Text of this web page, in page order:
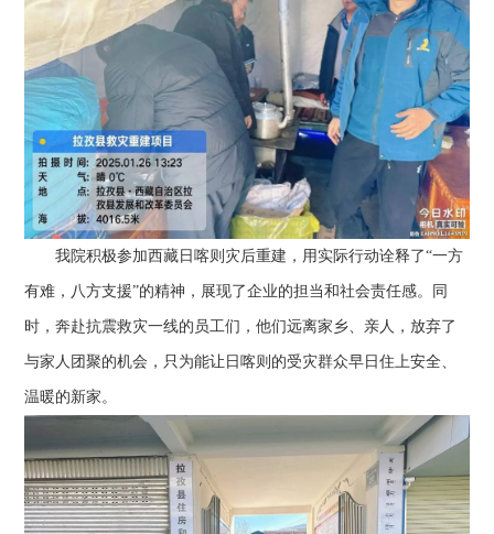
我院积极参加西藏日喀则灾后重建，用实际行动诠释了“一方
有难，八方支援”的精神，展现了企业的担当和社会责任感。同
时，奔赴抗震救灾一线的员工们，他们远离家乡、亲人，放弃了
与家人团聚的机会，只为能让日喀则的受灾群众早日住上安全、
温暖的新家。